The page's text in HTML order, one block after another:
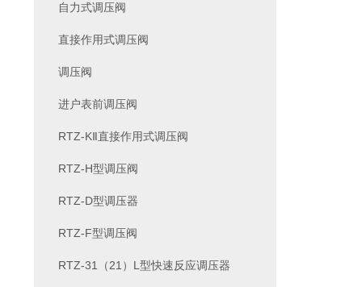
自力式调压阀
直接作用式调压阀
调压阀
进户表前调压阀
RTZ-KⅡ直接作用式调压阀
RTZ-H型调压阀
RTZ-D型调压器
RTZ-F型调压阀
RTZ-31（21）L型快速反应调压器